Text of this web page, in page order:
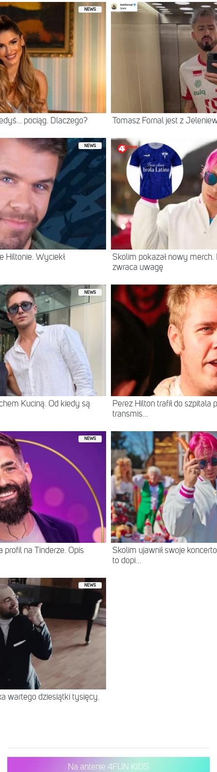
NEWS
pociąg. Dlaczego? Tomasz Fornal jest z
NEWS
Hiltonie. Wyciekł
Skolim pokazał nowy
zwraca uwagę
NEWS
Kuciną. Od kiedy są
Perez Hilton trafił do szpitala
transmis...
NEWS
profil na Tinderze. Opis
Skolim ujawnił swoje
to dopi...
NEWS
wartego dziesiątki tysięcy.
Na antenie 4FUN KIDS